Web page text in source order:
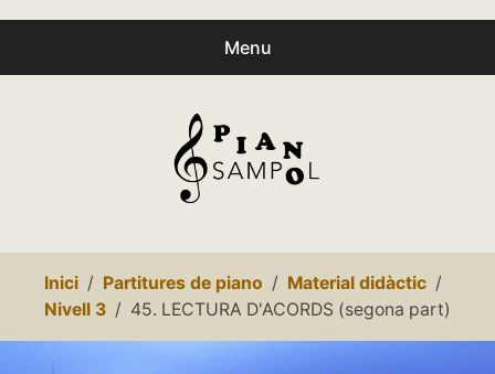
Menu
0,00€
Català
Inici Partitures de piano
Material didàctic
Nivell 3
45. LECTURA D'ACORDS (segona part)